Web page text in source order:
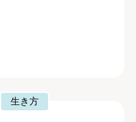
生き方